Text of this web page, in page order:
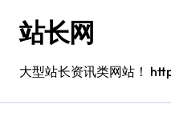
站长网
大型站长资讯类网站！